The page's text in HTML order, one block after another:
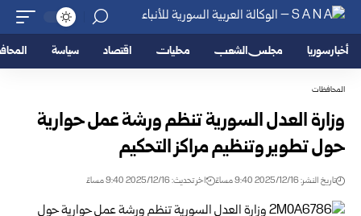
أخبار سوريا مجلس الشعب محليات اقتصاد سياسة
المحافظات
وزارة العدل السورية تنظم ورشة عمل حوارية
حول تطوير وتنظيم مراكز التحكيم
تاريخ النشر: 2025/12/16 9:40 مساءً اخر تحديث: 2025/12/16 9:40 مساءً